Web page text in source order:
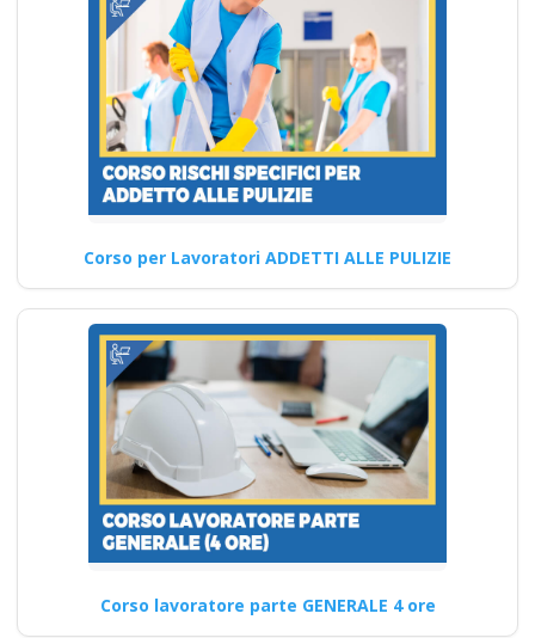
Aggiornamento per
RSPP in ambito di
sicurezza sul lavoro
Corso Datore
Modulo Aggiuntivo
Cantieri Edili 6 ore
Lavoratore Base Meccanico:
Gestione del Tempo e
Organizzazione Quali…
Continua
Formazione per
imprenditori
industriali: strategie
per il benessere sul
Corso per Lavoratori ADDETTI ALLE PULIZIE
Corso lavoratore parte GENERALE 4 ore